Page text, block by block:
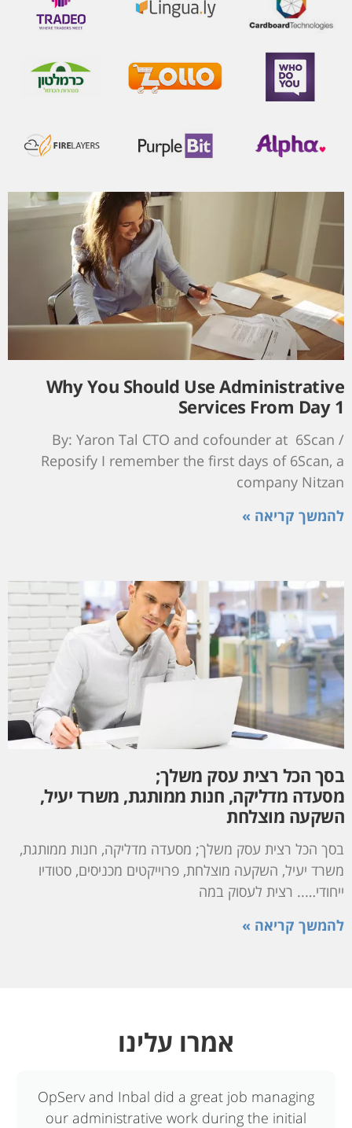
Why You Should Use Administrative
Services From Day 1
By: Yaron Tal CTO and cofounder at 6Scan /
Reposify I remember the first days of 6Scan, a
company Nitzan
להמשך קריאה »
בסך הכל רצית עסק משלך;
מסעדה מדליקה, חנות ממותגת, משרד יעיל,
השקעה מוצלחת
בסך הכל רצית עסק משלך; מסעדה מדליקה, חנות ממותגת,
משרד יעיל, השקעה מוצלחת, פרוייקטים מכניסים, סטודיו
ייחודי….. רצית לעסוק במה
להמשך קריאה »
אמרו עלינו
OpServ and Inbal did a great job managing
our administrative work during the initial